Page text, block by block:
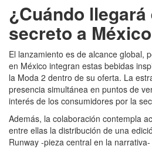
¿Cuándo llegará
secreto a
El lanzamiento es de alcance global,
en México integran estas bebidas
la Moda 2 dentro de su oferta. La
presencia simultánea en puntos de
interés de los consumidores por la
Además, la colaboración contempla
entre ellas la distribución de una
Runway -pieza central en la